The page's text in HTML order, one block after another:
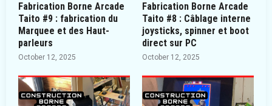
Fabrication Borne Arcade
Taito #9 : fabrication du
Marquee et des Haut-
parleurs
October 12, 2025
Fabrication Borne Arcade
Taito #8 : Câblage interne
joysticks, spinner et boot
direct sur PC
October 12, 2025